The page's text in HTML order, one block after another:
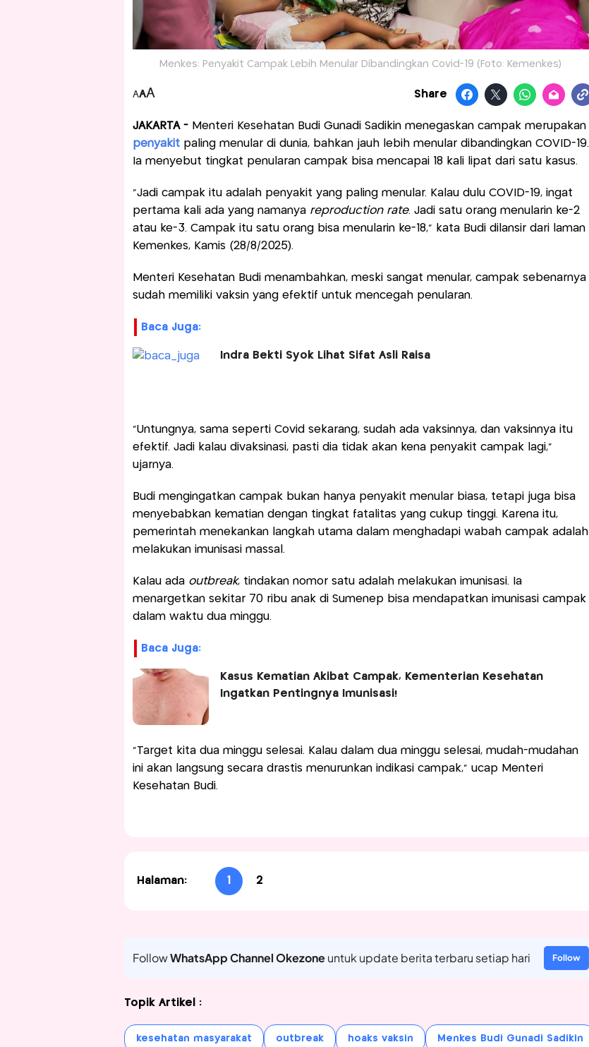
Menkes: Penyakit Campak Lebih Menular Dibandingkan Covid-19 (Foto: Kemenkes)
AAA Share
JAKARTA -Menteri Kesehatan Budi Gunadi Sadikin menegaskan campak merupakan
penyakitpaling menular di dunia, bahkan jauh lebih menular dibandingkan COVID-19.
Ia menyebut tingkat penularan campak bisa mencapai 18 kali lipat dari satu kasus.
“Jadi campak itu adalah penyakit yang paling menular. Kalau dulu COVID-19, ingat
pertama kali ada yang namanya reproduction rate. Jadi satu orang menularin ke-2
atau ke-3. Campak itu satu orang bisa menularin ke-18,” kata Budi dilansir dari laman
Kemenkes, Kamis (28/8/2025).
Menteri Kesehatan Budi menambahkan, meski sangat menular, campak sebenarnya
sudah memiliki vaksin yang efektif untuk mencegah penularan.
Baca Juga:
Indra Bekti Syok Lihat Sifat Asli Raisa
“Untungnya, sama seperti Covid sekarang, sudah ada vaksinnya, dan vaksinnya itu
efektif. Jadi kalau divaksinasi, pasti dia tidak akan kena penyakit campak lagi,”
ujarnya.
Budi mengingatkan campak bukan hanya penyakit menular biasa, tetapi juga bisa
menyebabkan kematian dengan tingkat fatalitas yang cukup tinggi. Karena itu,
pemerintah menekankan langkah utama dalam menghadapi wabah campak adalah
melakukan imunisasi massal.
Kalau ada outbreak, tindakan nomor satu adalah melakukan imunisasi. Ia
menargetkan sekitar 70 ribu anak di Sumenep bisa mendapatkan imunisasi campak
dalam waktu dua minggu.
Baca Juga:
Kasus Kematian Akibat Campak, Kementerian Kesehatan
Ingatkan Pentingnya Imunisasi!
"Target kita dua minggu selesai. Kalau dalam dua minggu selesai, mudah-mudahan
ini akan langsung secara drastis menurunkan indikasi campak,” ucap Menteri
Kesehatan Budi.
Halaman: 1 2
FollowWhatsApp Channel Okezoneuntuk update berita terbaru setiap hari Follow
Topik Artikel :
kesehatan masyarakat outbreak hoaks vaksin Menkes Budi Gunadi Sadikin